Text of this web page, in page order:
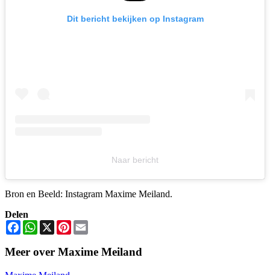
Dit bericht bekijken op Instagram
Naar bericht
Bron en Beeld: Instagram Maxime Meiland.
Delen
FacebookWhatsApp
X Pinterest
Meer over Maxime Meiland